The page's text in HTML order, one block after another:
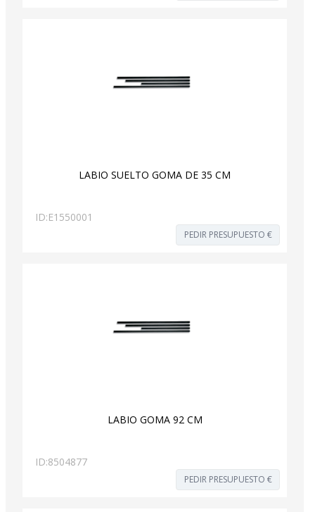
LABIO SUELTO GOMA DE 35 CM
ID:E1550001
PEDIR PRESUPUESTO €
LABIO GOMA 92 CM
ID:8504877
PEDIR PRESUPUESTO €